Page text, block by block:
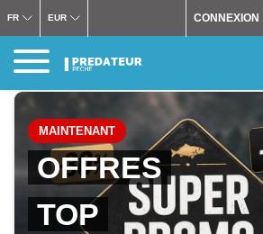
CONNEXION
FR EUR
MAINTENANT
OFFRES
TOP